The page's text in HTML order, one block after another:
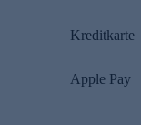
Kreditkarte
Apple Pay